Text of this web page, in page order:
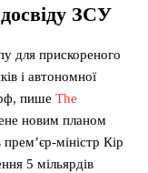
досвіду ЗСУ
для прискореного
і автономної
пише The
новим планом
міністр Кір
5 мільярдів